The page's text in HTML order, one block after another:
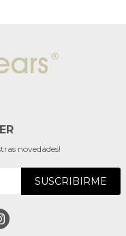
novedades!
SUSCRIBIRME